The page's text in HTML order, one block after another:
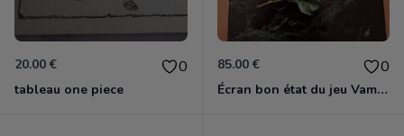
20.00 € 0
tableau one piece
85.00 € 0
Écran bon état du jeu Vampire et livre de règles « la mascarade » état d’usage